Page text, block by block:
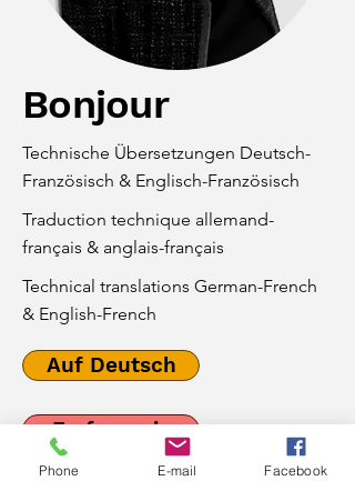
Bonjour
Technische Übersetzungen Deutsch-
Französisch & Englisch-Französisch
Traduction technique allemand-
français & anglais-français
Technical translations German-French
& English-French
Auf Deutsch
En français
Phone E-mail Facebook